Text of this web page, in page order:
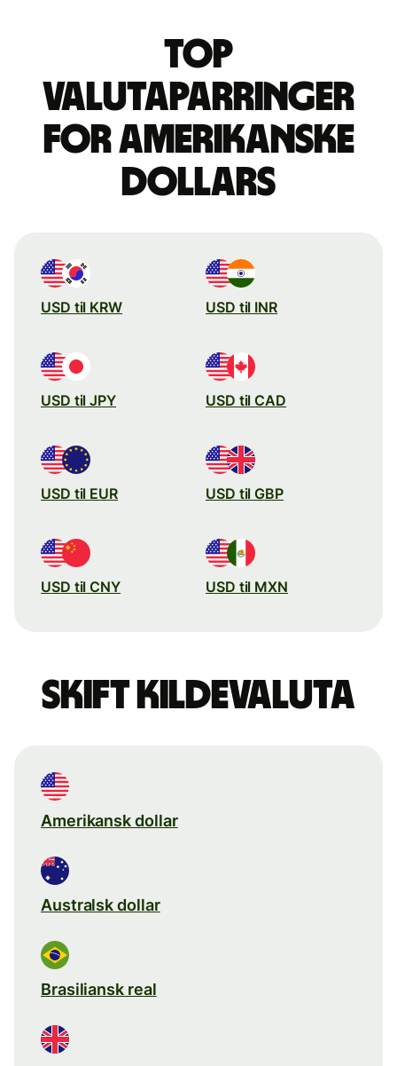
Top
valutaparringer
for amerikanske
dollars
USD til KRW USD til INR
USD til JPY USD til CAD
USD til EUR USD til GBP
USD til CNY USD til MXN
Skift kildevaluta
Amerikansk dollar
Australsk dollar
Brasiliansk real